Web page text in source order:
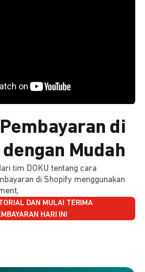
di
Mudah
tim DOKU tentang cara
di Shopify menggunakan
DAN MULAI TERIMA
HARI INI